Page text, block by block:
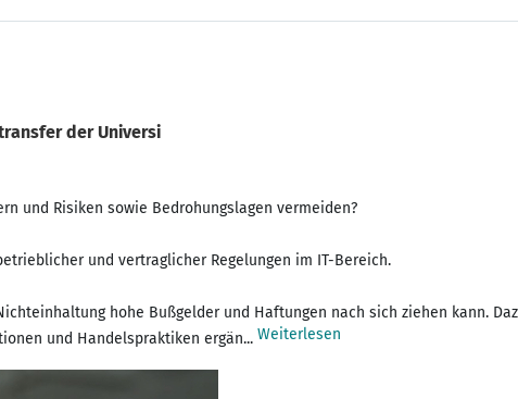
der Universi
und Risiken sowie Bedrohungslagen vermeiden?
und vertraglicher Regelungen im IT-Bereich.
hohe Bußgelder und Haftungen nach sich ziehen kann.
und Handelspraktiken ergän... Weiterlesen